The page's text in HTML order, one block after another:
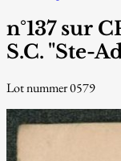
n°137 sur
S.C. "Ste-
Lot nummer 0579